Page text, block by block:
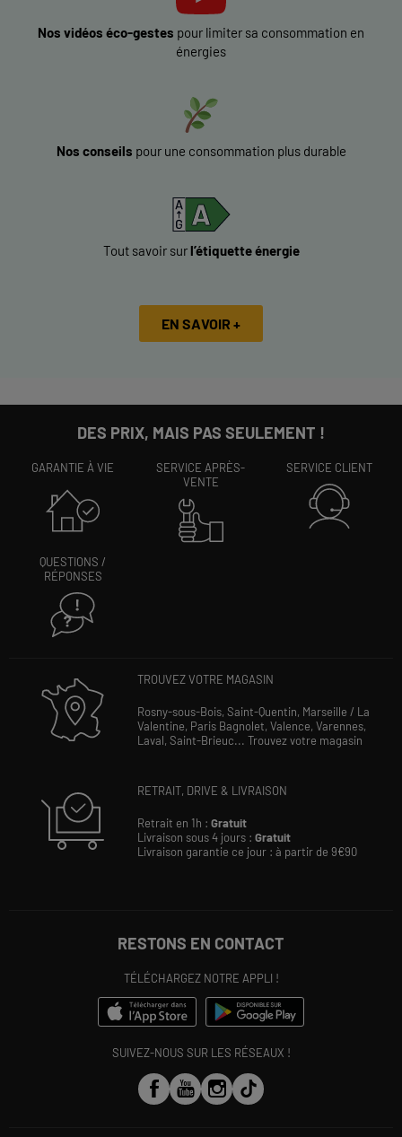
Nos vidéos éco-gestes pour limiter sa consommation en
énergies
Nos conseils pour une consommation plus durable
Tout savoir surl’étiquette énergie
EN SAVOIR +
DES PRIX, MAIS PAS SEULEMENT !
GARANTIE À VIE
SERVICE APRÈS-
VENTE
SERVICE CLIENT
QUESTIONS /
RÉPONSES
TROUVEZ VOTRE MAGASIN
Rosny-sous-Bois, Saint-Quentin, Marseille / La
Valentine, Paris Bagnolet, Valence, Varennes,
Laval, Saint-Brieuc... Trouvez votre magasin
RETRAIT, DRIVE & LIVRAISON
Retrait en 1h : Gratuit
Livraison sous 4 jours : Gratuit
Livraison garantie ce jour : à partir de 9€90
RESTONS EN CONTACT
TÉLÉCHARGEZ NOTRE APPLI !
SUIVEZ-NOUS SUR LES RÉSEAUX !